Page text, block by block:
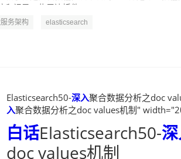
务架构 elasticsearch
Elasticsearch50-深入聚合数据分析之doc
入聚合数据分析之doc values机制"
白话Elasticsearch50-
doc values机制